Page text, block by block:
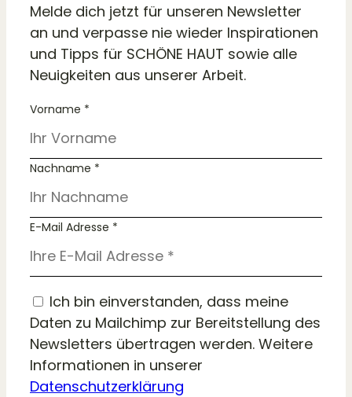
Melde dich jetzt für unseren Newsletter
an und verpasse nie wieder Inspirationen
und Tipps für SCHÖNE HAUT sowie alle
Neuigkeiten aus unserer Arbeit.
Vorname *
Nachname *
E-Mail Adresse *
Ich bin einverstanden, dass meine
Daten zu Mailchimp zur Bereitstellung des
Newsletters übertragen werden. Weitere
Informationen in unserer
Datenschutzerklärung